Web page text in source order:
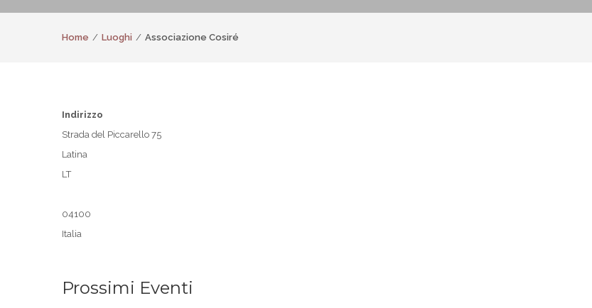
Home Luoghi Associazione Cosiré
Indirizzo
Strada del Piccarello 75
Latina
LT
04100
Italia
Prossimi Eventi